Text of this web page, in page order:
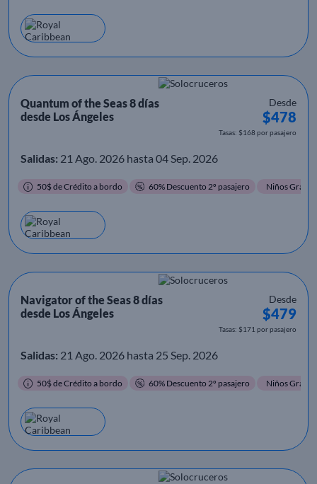
Quantum of the Seas 8 días
desde Los Ángeles
Desde
$478
Tasas: $168 por pasajero
Salidas: 21 Ago. 2026 hasta 04 Sep. 2026
50$ de Crédito a bordo 60% Descuento 2º pasajero Niños Gratis
Navigator of the Seas 8 días
desde Los Ángeles
Desde
$479
Tasas: $171 por pasajero
Salidas: 21 Ago. 2026 hasta 25 Sep. 2026
50$ de Crédito a bordo 60% Descuento 2º pasajero Niños Gratis